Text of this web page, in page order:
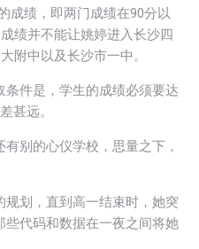
成绩，即两门成绩在90分以
绩并不能让姚婷进入长沙四
附中以及长沙市一中。
件是，学生的成绩必须要达
甚远。
别的心仪学校，思量之下，
划，直到高一结束时，她突
代码和数据在一夜之间将她